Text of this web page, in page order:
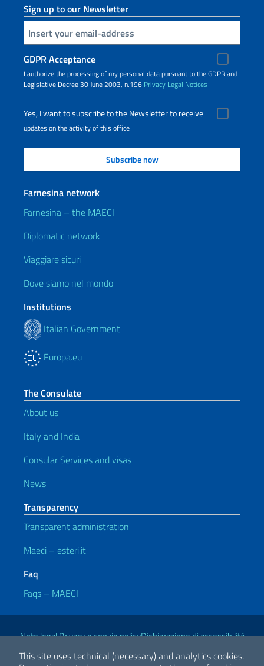
This site uses technical (necessary) and analytics cookies.
Sign up to our Newsletter
Insert your email
GDPR Acceptance
I authorize the processing of my personal data pursuant to the GDPR and
Legislative Decree 30 June 2003, n.196 Privacy Legal Notices
Yes, I want to subscribe to the Newsletter to receive
updates on the activity of this office
Farnesina network
Farnesina – the MAECI
Diplomatic network
Viaggiare sicuri
Dove siamo nel mondo
Institutions
Italian Government
Europa.eu
The Consulate
About us
Italy and India
Consular Services and visas
News
Transparency
Transparent administration
Maeci – esteri.it
Faq
Faqs – MAECI
Useful links
Note legaliPrivacy e cookie policyDichiarazione di accessibilità